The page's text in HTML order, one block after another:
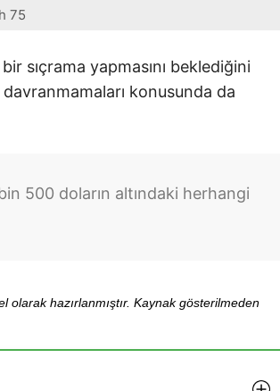
75
sıçrama yapmasını beklediğini
davranmamaları konusunda da
500 doların altındaki herhangi
hazırlanmıştır. Kaynak gösterilmeden